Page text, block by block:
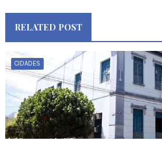
RELATED POST
CIDADES